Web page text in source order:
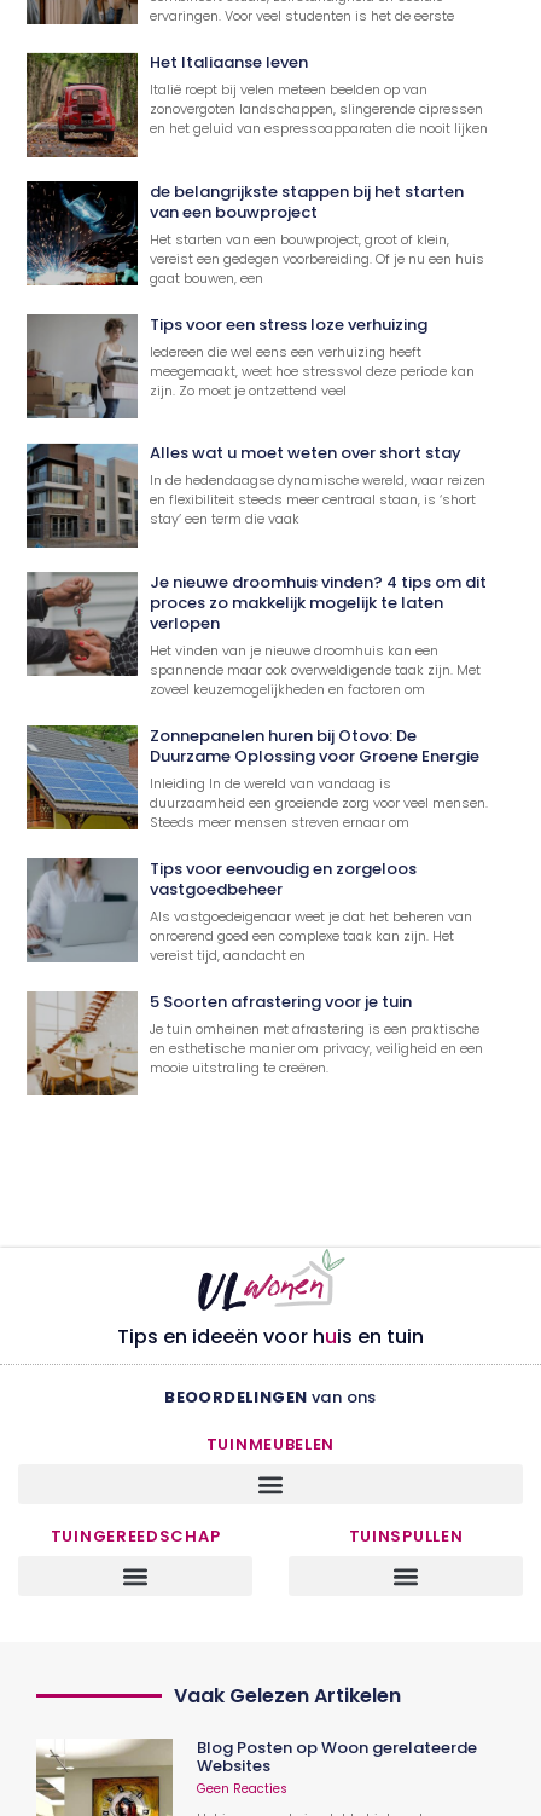
ervaringen. Voor veel studenten is het de eerste
Het Italiaanse leven
Italië roept bij velen meteen beelden op van
zonovergoten landschappen, slingerende cipressen
en het geluid van espressoapparaten die nooit lijken
de belangrijkste stappen bij het starten
van een bouwproject
Het starten van een bouwproject, groot of klein,
vereist een gedegen voorbereiding. Of je nu een huis
gaat bouwen, een
Tips voor een stress loze verhuizing
Iedereen die wel eens een verhuizing heeft
meegemaakt, weet hoe stressvol deze periode kan
zijn. Zo moet je ontzettend veel
Alles wat u moet weten over short stay
In de hedendaagse dynamische wereld, waar reizen
en flexibiliteit steeds meer centraal staan, is ‘short
stay’ een term die vaak
Je nieuwe droomhuis vinden? 4 tips om dit
proces zo makkelijk mogelijk te laten
verlopen
Het vinden van je nieuwe droomhuis kan een
spannende maar ook overweldigende taak zijn. Met
zoveel keuzemogelijkheden en factoren om
Zonnepanelen huren bij Otovo: De
Duurzame Oplossing voor Groene Energie
Inleiding In de wereld van vandaag is
duurzaamheid een groeiende zorg voor veel mensen.
Steeds meer mensen streven ernaar om
Tips voor eenvoudig en zorgeloos
vastgoedbeheer
Als vastgoedeigenaar weet je dat het beheren van
onroerend goed een complexe taak kan zijn. Het
vereist tijd, aandacht en
5 Soorten afrastering voor je tuin
Je tuin omheinen met afrastering is een praktische
en esthetische manier om privacy, veiligheid en een
mooie uitstraling te creëren.
Tips en ideeën voor huis en tuin
BEOORDELINGEN van ons
TUINMEUBELEN
TUINGEREEDSCHAP TUINSPULLEN
Vaak Gelezen Artikelen
Blog Posten op Woon gerelateerde
Websites
Geen Reacties